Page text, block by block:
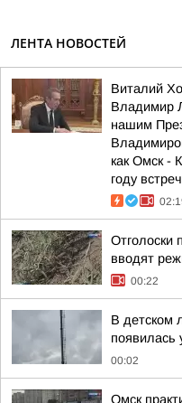
ЛЕНТА НОВОСТЕЙ
Виталий
Владимир
нашим
как Омск -
году
Отголоски
вводят
00:22
В детском
появилась
00:02
Омск